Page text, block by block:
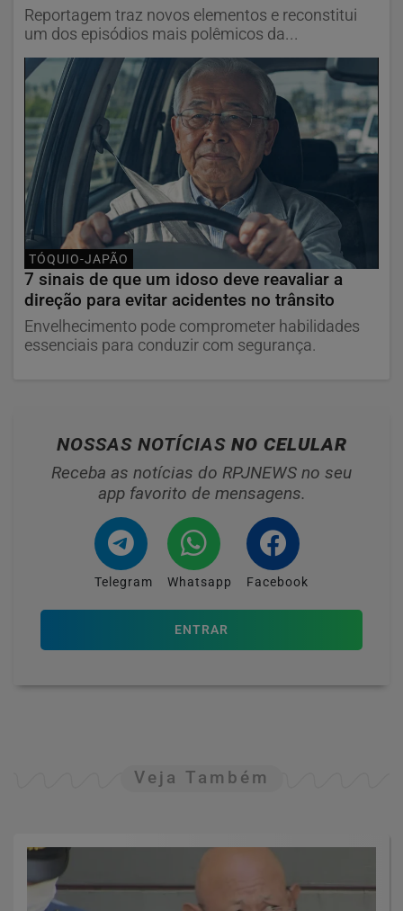
Reportagem traz novos elementos e reconstitui
um dos episódios mais polêmicos da...
TÓQUIO-JAPÃO
7 sinais de que um idoso deve reavaliar a
direção para evitar acidentes no trânsito
Envelhecimento pode comprometer habilidades
essenciais para conduzir com segurança.
NOSSAS NOTÍCIAS NO CELULAR
Receba as notícias do RPJNEWS no seu
app favorito de mensagens.
Telegram Whatsapp Facebook
ENTRAR
Veja Também